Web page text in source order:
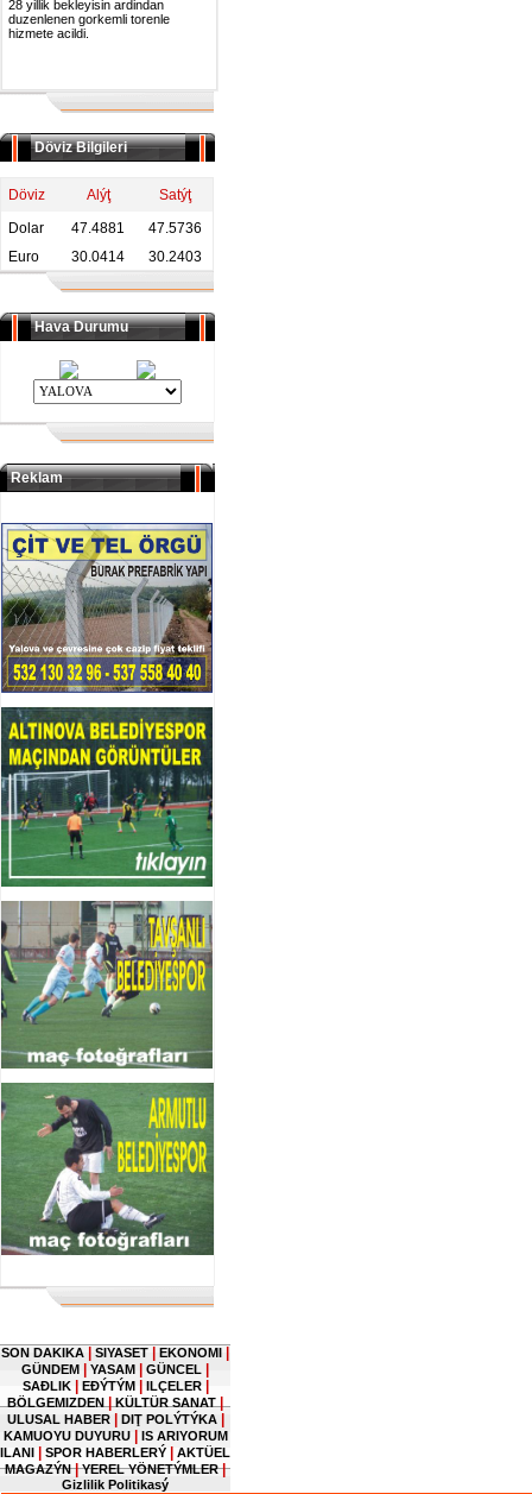
28 yillik bekleyisin ardindan
duzenlenen gorkemli torenle
hizmete acildi.
Döviz Bilgileri
Döviz Alýţ
Satýţ
Dolar
47.4881
47.5736
Euro
30.0414 30.2403
Hava Durumu
Reklam
SON DAKIKA SIYASET EKONOMI
GÜNDEM YASAM GÜNCEL
SAĐLIK EĐÝTÝM ILÇELER
BÖLGEMIZDEN | KÜLTÜR SANAT |
ULUSAL HABER DIŢ POLÝTÝKA
KAMUOYU DUYURU
IS ARIYORUM
ILANI
SPOR HABERLERÝ
AKTÜEL
MAGAZÝN | YEREL YÖNETÝMLER |
Gizlilik Politikasý